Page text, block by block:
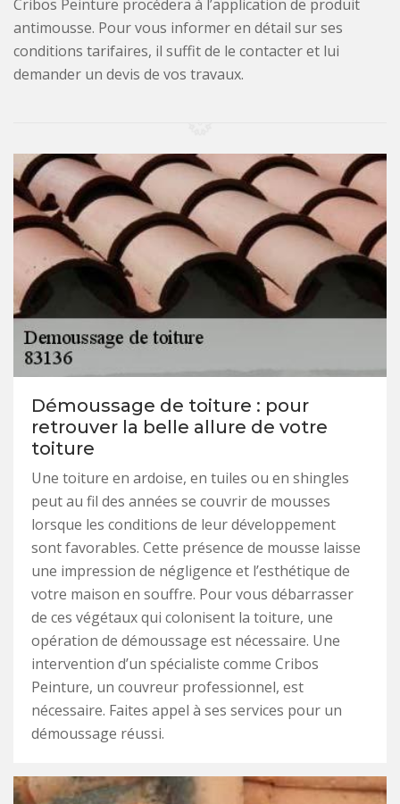
Cribos Peinture procédera à l’application de produit
antimousse. Pour vous informer en détail sur ses
conditions tarifaires, il suffit de le contacter et lui
demander un devis de vos travaux.
Démoussage de toiture : pour
retrouver la belle allure de votre
toiture
Une toiture en ardoise, en tuiles ou en shingles
peut au fil des années se couvrir de mousses
lorsque les conditions de leur développement
sont favorables. Cette présence de mousse laisse
une impression de négligence et l’esthétique de
votre maison en souffre. Pour vous débarrasser
de ces végétaux qui colonisent la toiture, une
opération de démoussage est nécessaire. Une
intervention d’un spécialiste comme Cribos
Peinture, un couvreur professionnel, est
nécessaire. Faites appel à ses services pour un
démoussage réussi.